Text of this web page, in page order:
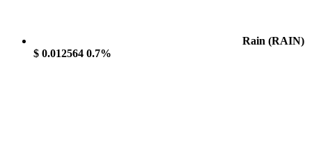
Rain (RAIN)
$ 0.012564 0.7%